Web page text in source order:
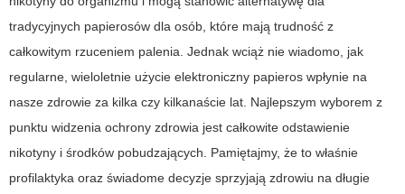
tradycyjnych papierosów dla osób, które mają trudność z
całkowitym rzuceniem palenia. Jednak wciąż nie wiadomo, jak
regularne, wieloletnie użycie elektroniczny papieros wpłynie na
nasze zdrowie za kilka czy kilkanaście lat. Najlepszym wyborem z
punktu widzenia ochrony zdrowia jest całkowite odstawienie
nikotyny i środków pobudzających. Pamiętajmy, że to właśnie
profilaktyka oraz świadome decyzje sprzyjają zdrowiu na długie